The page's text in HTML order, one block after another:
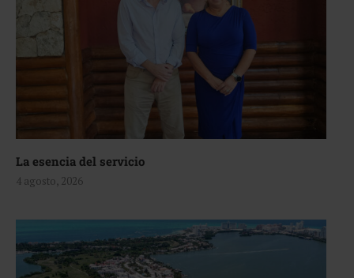
La esencia del servicio
4 agosto, 2026